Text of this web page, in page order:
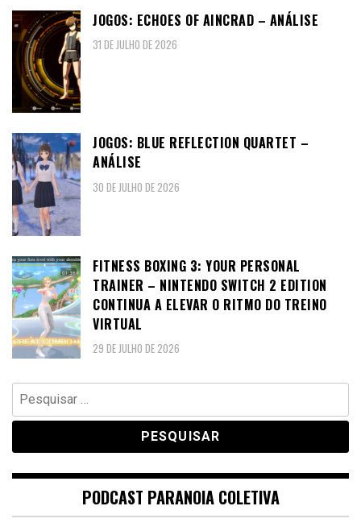
JOGOS: ECHOES OF AINCRAD – ANÁLISE
31 DE JULHO DE 2026
JOGOS: BLUE REFLECTION QUARTET –
ANÁLISE
30 DE JULHO DE 2026
FITNESS BOXING 3: YOUR PERSONAL
TRAINER – NINTENDO SWITCH 2 EDITION
CONTINUA A ELEVAR O RITMO DO TREINO
VIRTUAL
29 DE JULHO DE 2026
Pesquisar
por:
PODCAST PARANOIA COLETIVA